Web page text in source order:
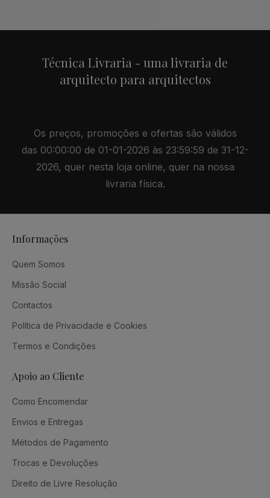
Técnica Livraria - uma livraria de
arquitecto para arquitectos
Os preços, promoções e ofertas são válidos
das 00:00:00 de 01-01-2026 às 23:59:59 de 31-12-
2026, quer nesta loja online, quer na nossa
livraria física.
Informações
Quem Somos
Missão Social
Contactos
Política de Privacidade e Cookies
Termos e Condições
Apoio ao Cliente
Como Encomendar
Envios e Entregas
Métodos de Pagamento
Trocas e Devoluções
Direito de Livre Resolução